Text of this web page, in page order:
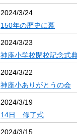
2024/3/24
150年の歴史に幕
2024/3/23
神座小学校閉校記念式
2024/3/22
神座小ありがとうの会
2024/3/19
14日 修了式
2024/3/15